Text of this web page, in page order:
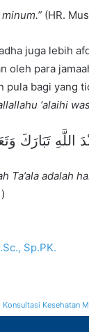
(HR.
juga lebih
oleh para
pula bagi yang
‘alaihi
اللَّهِ تَبَارَكَ
Ta’ala adalah
Sp.PK.
Konsultasi Kesehatan